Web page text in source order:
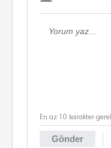
Gönder
En az 10 karakter